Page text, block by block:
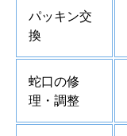
パッキン交
換
蛇口の修
理・調整